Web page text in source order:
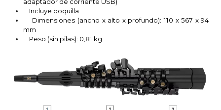
Incluye boquilla
Dimensiones (ancho x alto x profundo): 110 x 567 x 94
mm
Peso (sin pilas): 0,81 kg